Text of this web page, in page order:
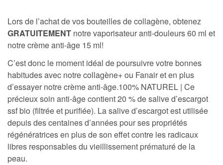
Lors de l’achat de vos bouteilles de collagène, obtenez
GRATUITEMENT notre vaporisateur anti-douleurs 60 ml et
notre crème anti-âge 15 ml!
C’est donc le moment idéal de poursuivre votre bonnes
habitudes avec notre collagène+ ou Fanair et en plus
d’essayer notre crème anti-âge.100% NATUREL | Ce
précieux soin anti-âge contient 20 % de salive d’escargot
ssf bio (filtrée et purifiée). La salive d’escargot est utilisée
depuis des centaines d’années pour ses propriétés
régénératrices en plus de son effet contre les radicaux
libres responsables du vieillissement prématuré de la
peau.